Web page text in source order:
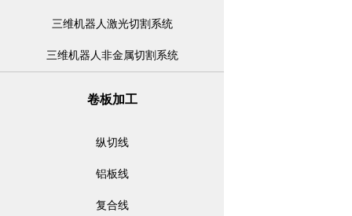
三维机器人激光切割系统
三维机器人非金属切割系统
卷板加工
纵切线
铝板线
复合线